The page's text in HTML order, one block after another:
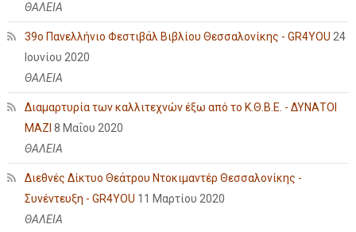
ΘΑΛΕΙΑ
39ο Πανελλήνιο Φεστιβάλ Βιβλίου Θεσσαλονίκης - GR4YOU 24
Ιουνίου 2020
ΘΑΛΕΙΑ
Διαμαρτυρία των καλλιτεχνών έξω από το Κ.Θ.Β.Ε. - ΔΥΝΑΤΟΙ
ΜΑΖΙ 8 Μαΐου 2020
ΘΑΛΕΙΑ
Διεθνές Δίκτυο Θεάτρου Ντοκιμαντέρ Θεσσαλονίκης -
Συνέντευξη - GR4YOU 11 Μαρτίου 2020
ΘΑΛΕΙΑ